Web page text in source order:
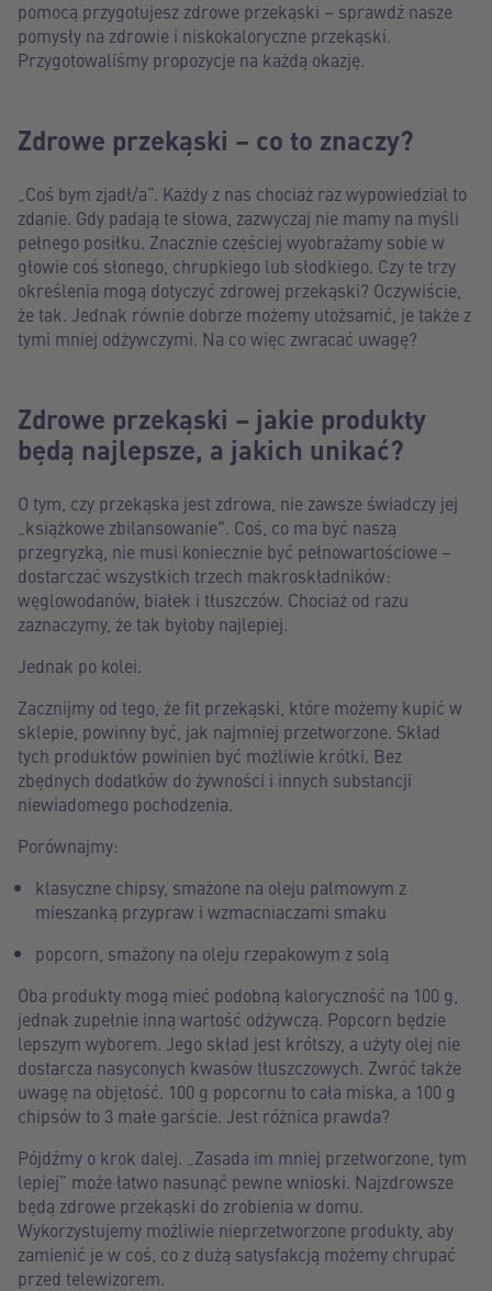
pomocą przygotujesz zdrowe przekąski – sprawdź nasze
pomysły na zdrowie i niskokaloryczne przekąski.
Przygotowaliśmy propozycje na każdą okazję.
Zdrowe przekąski – co to znaczy?
„Coś bym zjadł/a”. Każdy z nas chociaż raz wypowiedział to
zdanie. Gdy padają te słowa, zazwyczaj nie mamy na myśli
pełnego posiłku. Znacznie częściej wyobrażamy sobie w
głowie coś słonego, chrupkiego lub słodkiego. Czy te trzy
określenia mogą dotyczyć zdrowej przekąski? Oczywiście,
że tak. Jednak równie dobrze możemy utożsamić, je także z
tymi mniej odżywczymi. Na co więc zwracać uwagę?
Zdrowe przekąski – jakie produkty
będą najlepsze, a jakich unikać?
O tym, czy przekąska jest zdrowa, nie zawsze świadczy jej
„książkowe zbilansowanie". Coś, co ma być naszą
przegryzką, nie musi koniecznie być pełnowartościowe –
dostarczać wszystkich trzech makroskładników:
węglowodanów, białek i tłuszczów. Chociaż od razu
zaznaczymy, że tak byłoby najlepiej.
Jednak po kolei.
Zacznijmy od tego, że fit przekąski, które możemy kupić w
sklepie, powinny być, jak najmniej przetworzone. Skład
tych produktów powinien być możliwie krótki. Bez
zbędnych dodatków do żywności i innych substancji
niewiadomego pochodzenia.
Porównajmy:
klasyczne chipsy, smażone na oleju palmowym z
mieszanką przypraw i wzmacniaczami smaku
popcorn, smażony na oleju rzepakowym z solą
Oba produkty mogą mieć podobną kaloryczność na 100 g,
jednak zupełnie inną wartość odżywczą. Popcorn będzie
lepszym wyborem. Jego skład jest krótszy, a użyty olej nie
dostarcza nasyconych kwasów tłuszczowych. Zwróć także
uwagę na objętość. 100 g popcornu to cała miska, a 100 g
chipsów to 3 małe garście. Jest różnica prawda?
Pójdźmy o krok dalej. „Zasada im mniej przetworzone, tym
lepiej” może łatwo nasunąć pewne wnioski. Najzdrowsze
będą zdrowe przekąski do zrobienia w domu.
Wykorzystujemy możliwie nieprzetworzone produkty, aby
zamienić je w coś, co z dużą satysfakcją możemy chrupać
przed telewizorem.